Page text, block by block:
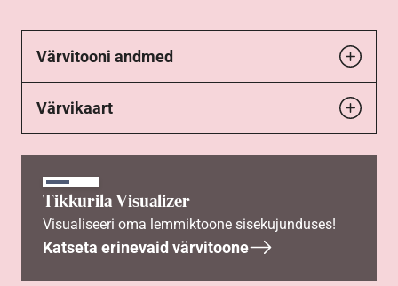
Värvitooni andmed
Värvikaart
Tikkurila Visualizer
Visualiseeri oma lemmiktoone sisekujunduses!
Katseta erinevaid värvitoone